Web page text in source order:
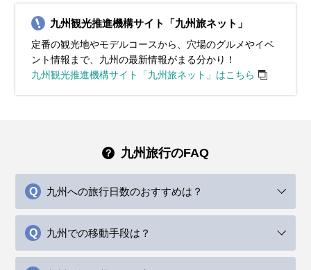
ーディガンや軽めのコートを用意し、寒さをしのぐ工夫が必
要です。インナーにはセーターやタートルネックを選び、暖
かさを確保しましょう。足元には防寒性のあるスニーカーや
ショートブーツがおすすめです。また、ストールや手袋を携
帯して、紅葉狩りや夜間観光にも快適に過ごせる準備をしま
節まつり、イルミネーションシーズン、紅葉シーズン、クリスマ
スイベント
ックやフリース素材を取り入れてしっかり防寒対策をしてく
ださい。マフラーや手袋、ニット帽などの防寒小物を活用
し、冷たい風から体を守る工夫が重要です。観光地ではクリ
スマスイルミネーションや年末のイベントが多く開催される
ため、長時間歩く場合にも快適な防寒靴を選びましょう。寒
クティビティシーズン、イルミネーションシーズン、いちご狩
り、紅葉シーズン、クリスマスイベント
う。インナーにはヒートテックやフリース素材の服を取り入
れて、体を暖かく保つことが大切です。また、手袋やマフラ
ー、ニット帽で寒さを和らげましょう。足元は防寒性の高い
ブーツや滑りにくいソールのスニーカーを選ぶと快適です。
九州地方の都市部では風が強い日もあるため、風を通しにく
十日恵比須祭り、大善寺玉垂宮 鬼夜、玉取祭、太宰府天満宮 鬼
ーズン、いちご狩り、
ンジャケットや厚手のコートを基本に、セーターや長袖シャ
ツをインナーに選びましょう。冷え込みが厳しい朝晩には、
手袋やマフラーを着用して防寒対策を強化してください。観
光中に暖かい飲み物を携帯するなど、快適に過ごす工夫も重
要です。九州地方市内の観光には歩きやすいスニーカーがお
柳川雛祭り さげもんめぐり、赤間宿まつり、八女ぼんぼりまつ
頃、日本酒蔵びらき（各地）、いちご狩り
ツや薄手のセーターを選び、重ね着で調整できる服装が適し
ています。日中は暖かく感じる日も多いので、軽めのカーデ
ィガンを持ち歩くと安心です。九州地方では桜が咲き始める
観光地もあり、明るい色の服装で春らしい装いを楽しむこと
ができます。動きやすさと季節感を意識して、快適な旅を演
柳川雛祭り さげもんめぐり、柳川流鏑馬、八女ぼんぼりまつり、
地）、桜まつり（各地）、いちご狩り
時期の服装には、薄手のジャケットやカーディガンが適して
います。インナーには長袖シャツやブラウスを合わせ、重ね
着で気温に合わせた調整を心がけましょう。観光地では歩き
やすいスニーカーを履くと快適です。また、突然の雨に備え
て折りたたみ傘を持参しましょう。春の九州地方を満喫する
柳川雛祭り さげもんめぐり、藤まつり（各地）、太宰府天満宮更
ャケットを選び、日中は半袖シャツや軽めのパンツ、スカー
トで快適に過ごせます。ただし、朝晩は涼しく感じることが
あるため、脱ぎ着しやすい服装がおすすめです。また、紫外
線対策として帽子や日焼け止めを携帯すると安心です。観光
名所を巡る際は、動きやすいスニーカーやサンダルを履い
博多どんたく港まつり、風治八幡宮 川渡り神幸祭、糸田祇園山
ント、藤の見頃、あじさいの見頃、
ス、軽めのパンツを選び、湿気対策として速乾性のある素材
を活用するのがおすすめです。また、防水性の高いレインジ
ャケットや折りたたみ傘を必ず持参してください。靴は防水
加工されたスニーカーやレインシューズを選ぶことで、雨の
日でも快適に観光を楽しめます。梅雨でも快適に九州地方観
府天満宮 花菖蒲の見頃、あじさいの見頃、風鈴祭り（各地）、ホ
タルまつり（各地）
してください。ショートパンツやスカートで快適なスタイル
を楽しむのがおすすめです。日中の強い日差しを避けるため
に、帽子やサングラス、日焼け止めをしっかりと活用しまし
ょう。冷房対策に薄手のカーディガンやストールを持参しま
しょう。水分補給をこまめに行いながら、夏の九州地方を快
博多祇園山笠、太宰府天満宮七夕祭、小倉祇園太鼓、北九州市の
ーズン、ひまわりの見頃、風鈴祭り（各地）
九州観光推進機構サイト「九州旅ネット」
定番の観光地やモデルコースから、穴場のグルメやイベ
ント情報まで、九州の最新情報がまる分かり！
九州観光推進機構サイト「九州旅ネット」はこちら
九州旅行のFAQ
九州への旅行日数のおすすめは？
九州での移動手段は？